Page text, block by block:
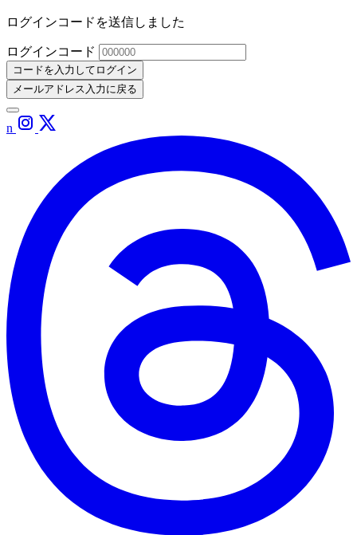
ログインコードを送信しました
ログインコード
コードを入力してログイン
メールアドレス入力に戻る
n